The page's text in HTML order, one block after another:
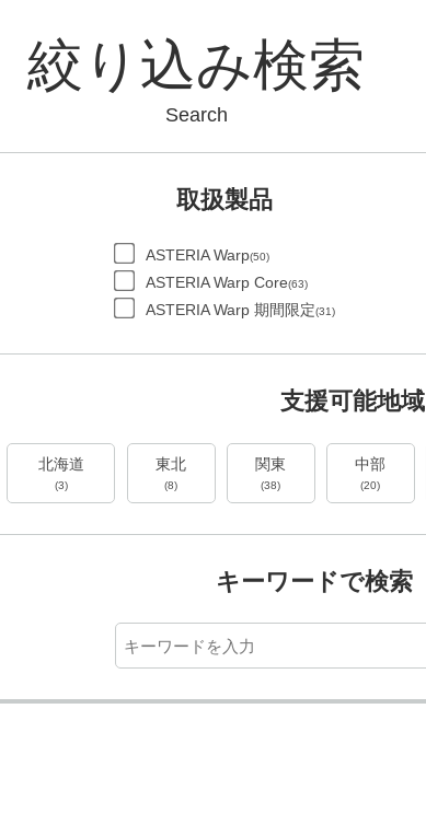
絞り込み検索
Search
取扱製品
ASTERIA Warp(50)
ASTERIA Warp Core(63)
ASTERIA Warp 期間限定(31)
支援可能地域
北海道
(3)
東北
(8)
関東
(38)
中部
(20)
キーワードで検索